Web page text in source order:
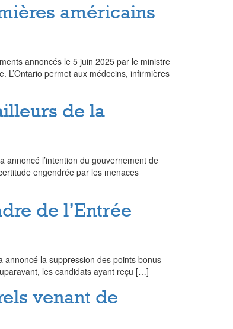
américains
annoncés le 5 juin 2025 par le ministre
L’Ontario permet aux médecins, infirmières
de la
annoncé l’intention du gouvernement de
engendrée par les menaces
de l’Entrée
annoncé la suppression des points bonus
les candidats ayant reçu […]
venant de